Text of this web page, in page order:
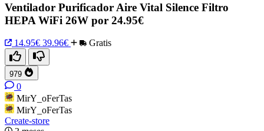
Ventilador Purificador Aire Vital Silence Filtro
HEPA WiFi 26W por 24.95€
14.95€ 39.96€ Gratis
979
0
MirY_oFerTas
MirY_oFerTas
Create-store